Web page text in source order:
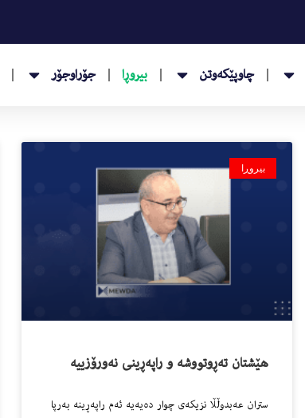
چاوپێکەوتن بیروڕا جۆراوجۆر
بیروڕا
هێشتان تەڕوتووشە و راپەڕینی نەورۆزییە
ستران عەبدوڵڵا نزیکەی چوار دەیەیە ئەم راپەڕینە بەرپا